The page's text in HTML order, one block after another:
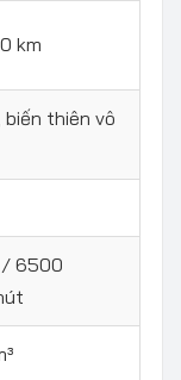
km
biến thiên vô
/ 6500